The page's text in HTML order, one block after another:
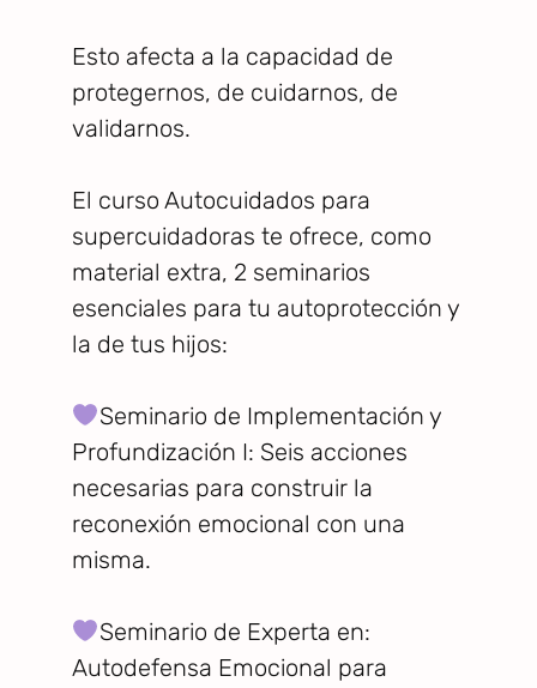
Esto afecta a la capacidad de
protegernos, de cuidarnos, de
validarnos.
El curso Autocuidados para
supercuidadoras te ofrece, como
material extra, 2 seminarios
esenciales para tu autoprotección y
la de tus hijos:
Seminario de Implementación y
Profundización I: Seis acciones
necesarias para construir la
reconexión emocional con una
misma.
Seminario de Experta en:
Autodefensa Emocional para